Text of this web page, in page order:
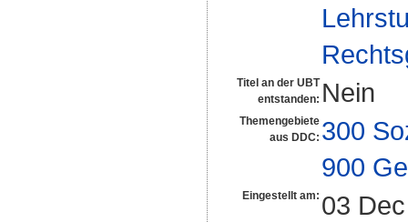
Titel an der UBT
entstanden: Nein
Themengebiete
aus DDC: 300
900
Eingestellt am: 03